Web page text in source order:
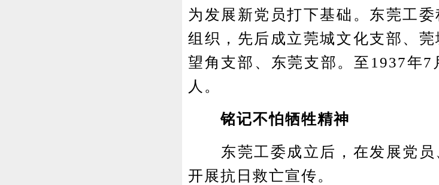
为发展新党员打下基础。东莞工
组织，先后成立莞城文化支部、莞
望角支部、东莞支部。至1937年
人。
铭记不怕牺牲精神
东莞工委成立后，在发展党员
开展抗日救亡宣传。